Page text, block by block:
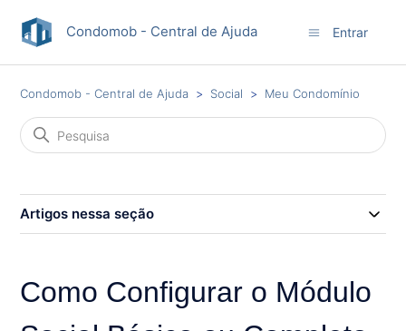
Condomob - Central de Ajuda Entrar
Condomob - Central de Ajuda Social Meu Condomínio
Artigos nessa seção
Como Configurar o Módulo